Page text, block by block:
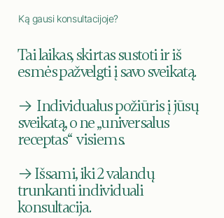
Ką gausi konsultacijoje?
Tai laikas, skirtas sustoti ir iš
esmės pažvelgti į savo sveikatą.
→ Individualus požiūris į jūsų
sveikatą, o ne „universalus
receptas“ visiems.
→Išsami, iki 2 valandų
trunkanti individuali
konsultacija.